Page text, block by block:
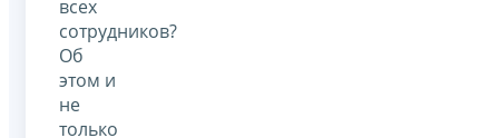
всех
сотрудников?
Об
этом и
не
только